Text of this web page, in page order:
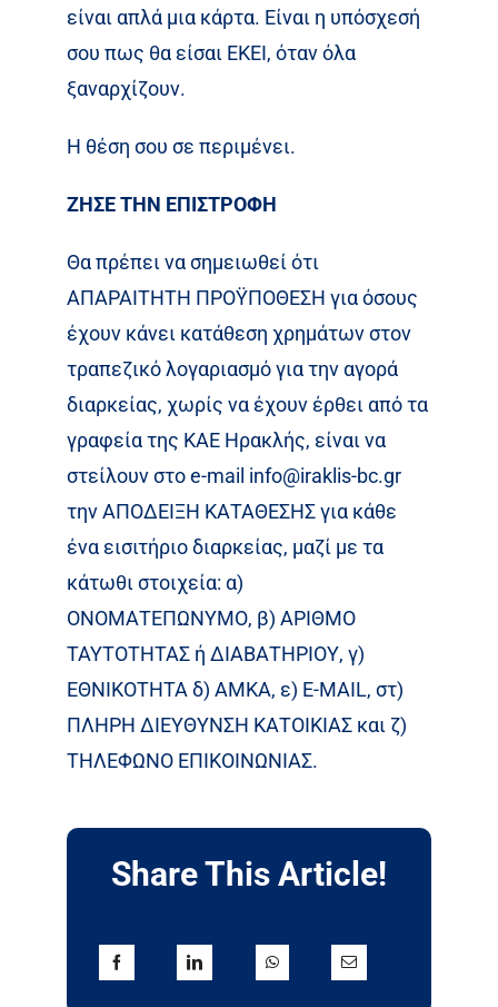
είναι απλά μια κάρτα. Είναι η υπόσχεσή
σου πως θα είσαι ΕΚΕΙ, όταν όλα
ξαναρχίζουν.
Η θέση σου σε περιμένει.
ΖΗΣΕ ΤΗΝ ΕΠΙΣΤΡΟΦΗ
Θα πρέπει να σημειωθεί ότι
ΑΠΑΡΑΙΤΗΤΗ ΠΡΟΫΠΟΘΕΣΗ για όσους
έχουν κάνει κατάθεση χρημάτων στον
τραπεζικό λογαριασμό για την αγορά
διαρκείας, χωρίς να έχουν έρθει από τα
γραφεία της ΚΑΕ Ηρακλής, είναι να
στείλουν στο e-mail info@iraklis-bc.gr
την ΑΠΟΔΕΙΞΗ ΚΑΤΑΘΕΣΗΣ για κάθε
ένα εισιτήριο διαρκείας, μαζί με τα
κάτωθι στοιχεία: α)
ΟΝΟΜΑΤΕΠΩΝΥΜΟ, β) ΑΡΙΘΜΟ
ΤΑΥΤΟΤΗΤΑΣ ή ΔΙΑΒΑΤΗΡΙΟΥ, γ)
ΕΘΝΙΚΟΤΗΤΑ δ) ΑΜΚΑ, ε) E-MAIL, στ)
ΠΛΗΡΗ ΔΙΕΥΘΥΝΣΗ ΚΑΤΟΙΚΙΑΣ και ζ)
ΤΗΛΕΦΩΝΟ ΕΠΙΚΟΙΝΩΝΙΑΣ.
Share This Article!